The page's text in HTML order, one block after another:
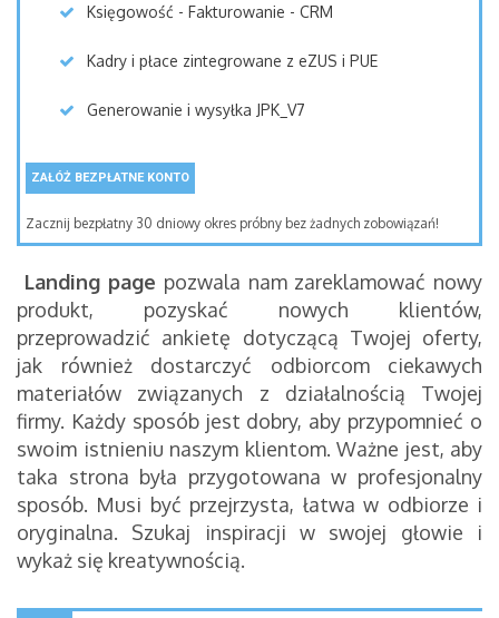
Księgowość - Fakturowanie - CRM
Kadry i płace zintegrowane z eZUS i PUE
Generowanie i wysyłka JPK_V7
ZAŁÓŻ BEZPŁATNE KONTO
Zacznij bezpłatny 30 dniowy okres próbny bez żadnych zobowiązań!
Landing page pozwala nam zareklamować nowy
produkt, pozyskać nowych klientów,
przeprowadzić ankietę dotyczącą Twojej oferty,
jak również dostarczyć odbiorcom ciekawych
materiałów związanych z działalnością Twojej
firmy. Każdy sposób jest dobry, aby przypomnieć o
swoim istnieniu naszym klientom. Ważne jest, aby
taka strona była przygotowana w profesjonalny
sposób. Musi być przejrzysta, łatwa w odbiorze i
oryginalna. Szukaj inspiracji w swojej głowie i
wykaż się kreatywnością.